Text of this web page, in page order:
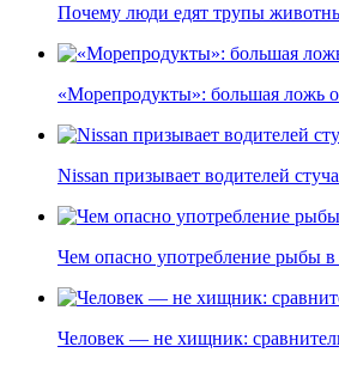
Почему люди едят трупы
«Морепродукты»: большая ложь
Nissan призывает водителей
Чем опасно употребление рыбы
Человек — не хищник: